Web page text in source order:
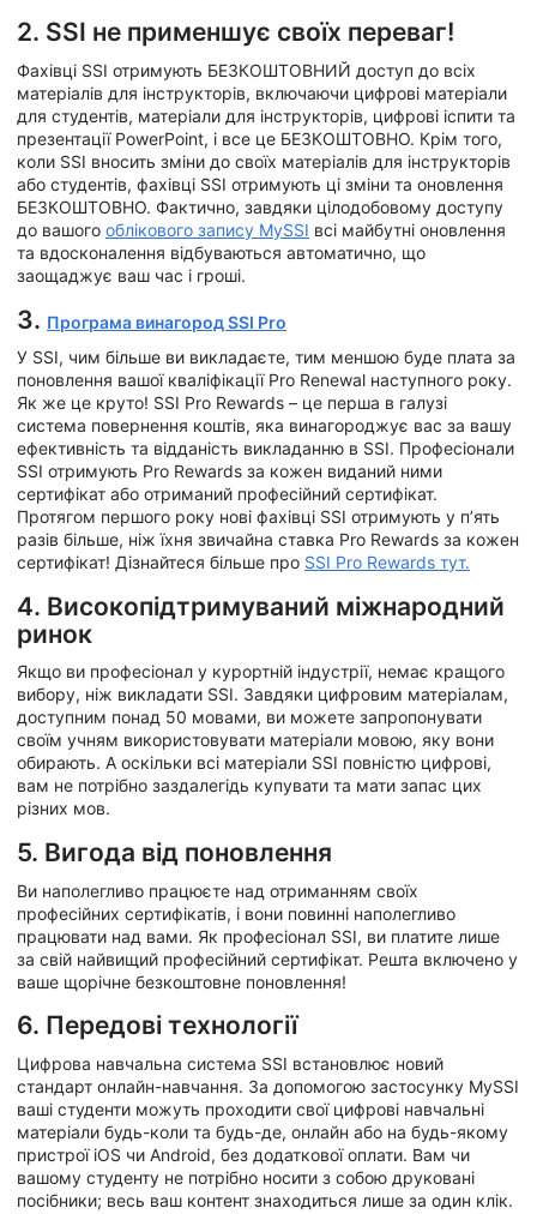
2. SSI не применшує своїх переваг!
Фахівці SSI отримують БЕЗКОШТОВНИЙ доступ до всіх
матеріалів для інструкторів, включаючи цифрові матеріали
для студентів, матеріали для інструкторів, цифрові іспити та
презентації PowerPoint, і все це БЕЗКОШТОВНО. Крім того,
коли SSI вносить зміни до своїх матеріалів для інструкторів
або студентів, фахівці SSI отримують ці зміни та оновлення
БЕЗКОШТОВНО. Фактично, завдяки цілодобовому доступу
до вашого облікового запису MySSI всі майбутні оновлення
та вдосконалення відбуваються автоматично, що
заощаджує ваш час і гроші.
3. Програма винагород SSI Pro
У SSI, чим більше ви викладаєте, тим меншою буде плата за
поновлення вашої кваліфікації Pro Renewal наступного року.
Як же це круто! SSI Pro Rewards – це перша в галузі
система повернення коштів, яка винагороджує вас за вашу
ефективність та відданість викладанню в SSI. Професіонали
SSI отримують Pro Rewards за кожен виданий ними
сертифікат або отриманий професійний сертифікат.
Протягом першого року нові фахівці SSI отримують у п’ять
разів більше, ніж їхня звичайна ставка Pro Rewards за кожен
сертифікат! Дізнайтеся більше про SSI Pro Rewards тут.
4. Високопідтримуваний міжнародний
ринок
Якщо ви професіонал у курортній індустрії, немає кращого
вибору, ніж викладати SSI. Завдяки цифровим матеріалам,
доступним понад 50 мовами, ви можете запропонувати
своїм учням використовувати матеріали мовою, яку вони
обирають. А оскільки всі матеріали SSI повністю цифрові,
вам не потрібно заздалегідь купувати та мати запас цих
різних мов.
5. Вигода від поновлення
Ви наполегливо працюєте над отриманням своїх
професійних сертифікатів, і вони повинні наполегливо
працювати над вами. Як професіонал SSI, ви платите лише
за свій найвищий професійний сертифікат. Решта включено у
ваше щорічне безкоштовне поновлення!
6. Передові технології
Цифрова навчальна система SSI встановлює новий
стандарт онлайн-навчання. За допомогою застосунку MySSI
ваші студенти можуть проходити свої цифрові навчальні
матеріали будь-коли та будь-де, онлайн або на будь-якому
пристрої iOS чи Android, без додаткової оплати. Вам чи
вашому студенту не потрібно носити з собою друковані
посібники; весь ваш контент знаходиться лише за один клік.